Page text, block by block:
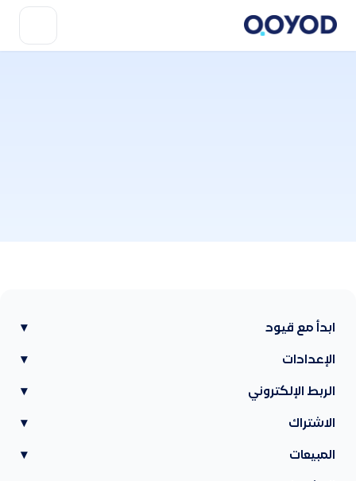
ابدأ مع قيود ▾
الإعدادات ▾
الربط الإلكتروني ▾
الاشتراك ▾
المبيعات ▾